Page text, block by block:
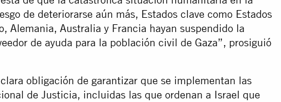
de deteriorarse aún más, Estados clave como Estados
Alemania, Australia y Francia hayan suspendido la
de ayuda para la población civil de Gaza”, prosiguió
obligación de garantizar que se implementan las
de Justicia, incluidas las que ordenan a Israel que